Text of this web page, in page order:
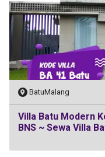
BatuMalang
Villa Batu Modern
BNS ~ Sewa Villa